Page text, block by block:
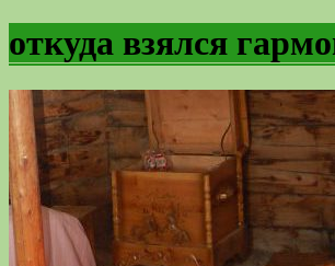
откуда взялся